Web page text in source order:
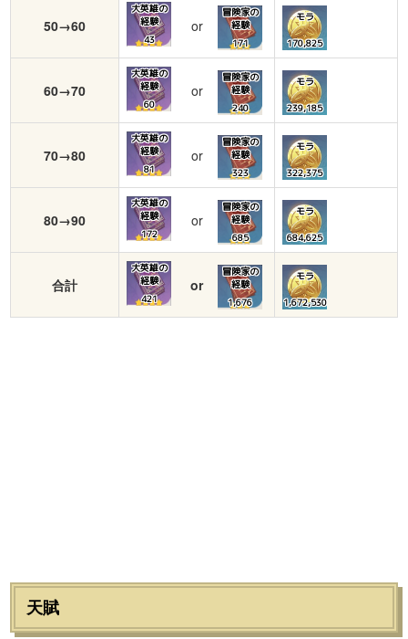
50→60
大英雄の
経験
43
or
冒険家の
経験
171
モラ
170,825
60→70
大英雄の
経験
60
or
冒険家の
経験
240
モラ
239,185
70→80
大英雄の
経験
81
or
冒険家の
経験
323
モラ
322,375
80→90
大英雄の
経験
172
or
冒険家の
経験
685
モラ
684,625
合計
大英雄の
経験
421
or
冒険家の
経験
1,676
モラ
1,672,530
天賦